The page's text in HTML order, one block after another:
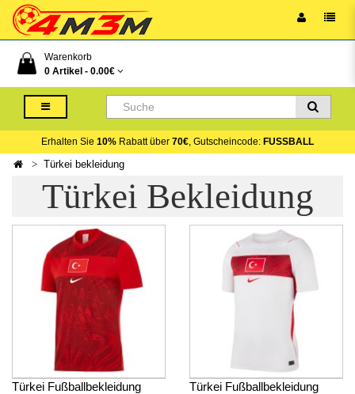
Warenkorb
0 Artikel - 0.00€
Erhalten Sie 10% Rabatt über 70€, Gutscheincode: FUSSBALL
Türkei bekleidung
Türkei Bekleidung
Türkei Fußballbekleidung
Türkei Fußballbekleidung